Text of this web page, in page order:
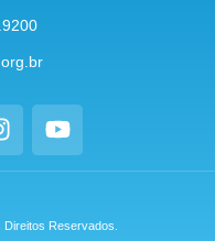
Reservados.